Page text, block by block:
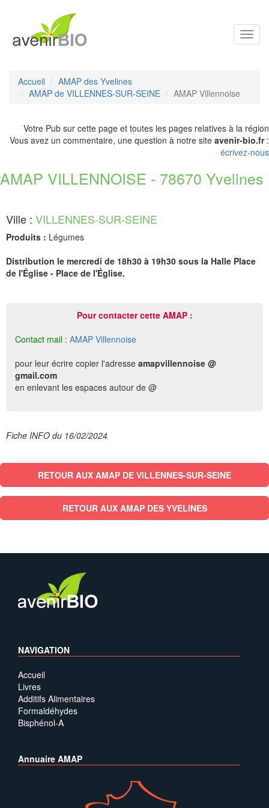
Accueil
AMAP des Yvelines
AMAP de VILLENNES-SUR-SEINE
AMAP Villennoise
Votre Pub sur cette page et toutes les pages relatives à la région
Vous avez un commentaire, une question à notre site avenir-bio.fr:
écrivez-nous
AMAP VILLENNOISE - 78670 Yvelines
Ville : VILLENNES-SUR-SEINE
Produits : Légumes
Distribution le mercredi de 18h30 à 19h30 sous la Halle Place
de l'Église - Place de l'Église.
Pour contacter cette AMAP :
Contact mail : AMAP Villennoise
pour leur écrire copier l'adresse amapvillennoise @
gmail.com
en enlevant les espaces autour de @
Fiche INFO du 16/02/2024
RETOUR AUX AMAP DE VILLENNES-SUR-SEINE
RETOUR AUX AMAP DES YVELINES
NAVIGATION
Accueil
Livres
Additifs Alimentaires
Formaldéhydes
Bisphénol-A
Annuaire AMAP